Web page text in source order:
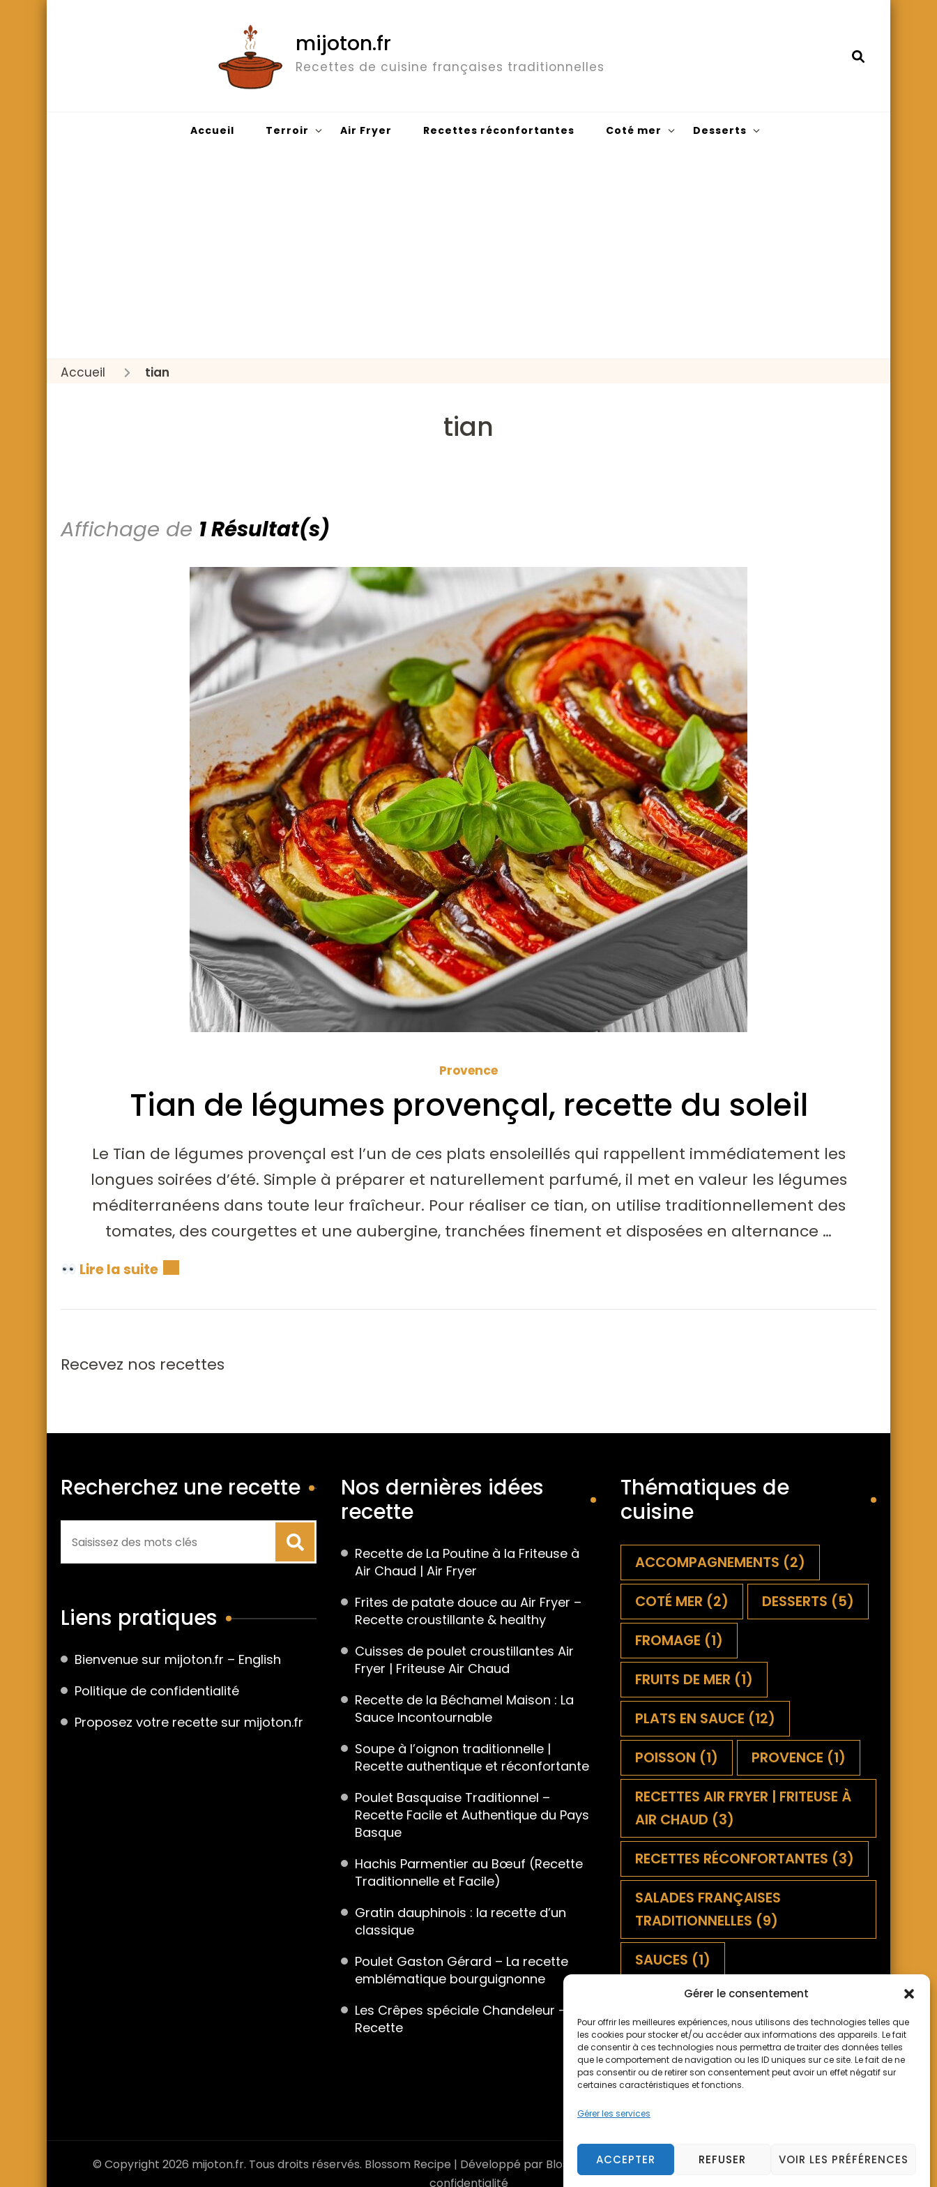
Gérer le consentement
Pour offrir les meilleures expériences, nous utilisons des technologies telles que
les cookies pour stocker et/ou accéder aux informations des appareils. Le fait
de consentir à ces technologies nous permettra de traiter des données telles
que le comportement de navigation ou les ID uniques sur ce site. Le fait de ne
pas consentir ou de retirer son consentement peut avoir un effet négatif sur
certaines caractéristiques et fonctions.
Gérer les services
ACCEPTER REFUSER VOIR LES PRÉFÉRENCES
mijoton.fr
Recettes de cuisine françaises traditionnelles
Accueil Terroir Air Fryer Recettes réconfortantes Coté mer Desserts
Accueil tian
tian
Affichage de 1 Résultat(s)
Provence
Tian de légumes provençal, recette du soleil
Le Tian de légumes provençal est l’un de ces plats ensoleillés qui rappellent immédiatement les
longues soirées d’été. Simple à préparer et naturellement parfumé, il met en valeur les légumes
méditerranéens dans toute leur fraîcheur. Pour réaliser ce tian, on utilise traditionnellement des
tomates, des courgettes et une aubergine, tranchées finement et disposées en alternance …
Lire la suite
Recevez nos recettes
Recherchez une recette
Liens pratiques
Bienvenue sur mijoton.fr – English
Politique de confidentialité
Proposez votre recette sur mijoton.fr
Nos dernières idées
recette
Recette de La Poutine à la Friteuse à
Air Chaud | Air Fryer
Frites de patate douce au Air Fryer –
Recette croustillante & healthy
Cuisses de poulet croustillantes Air
Fryer | Friteuse Air Chaud
Recette de la Béchamel Maison : La
Sauce Incontournable
Soupe à l’oignon traditionnelle |
Recette authentique et réconfortante
Poulet Basquaise Traditionnel –
Recette Facile et Authentique du Pays
Basque
Hachis Parmentier au Bœuf (Recette
Traditionnelle et Facile)
Gratin dauphinois : la recette d’un
classique
Poulet Gaston Gérard – La recette
emblématique bourguignonne
Les Crêpes spéciale Chandeleur – La
Recette
Thématiques de
cuisine
ACCOMPAGNEMENTS (2)
COTÉ MER (2) DESSERTS (5)
FROMAGE (1)
FRUITS DE MER (1)
PLATS EN SAUCE (12)
POISSON (1) PROVENCE (1)
RECETTES AIR FRYER | FRITEUSE À
AIR CHAUD (3)
RECETTES RÉCONFORTANTES (3)
SALADES FRANÇAISES
TRADITIONNELLES (9)
SAUCES (1)
TARTES SALÉES ET QUICHES
TARTES SUCRÉES(2)
TERROIR(9)
© Copyright 2026 mijoton.fr. Tous droits réservés. Blossom Recipe | Développé par Blossom Themes. Propulsé parWordPress .Politique de
confidentialité